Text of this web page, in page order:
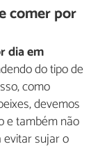
comer por
dia em
do tipo de
como
devemos
e também não
sujar o